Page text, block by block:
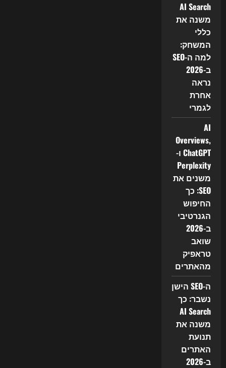
AI Search
משנה את
כללי
המשחק:
למה ה-SEO
ב-2026
נראה
אחרת
לגמרי
AI
Overviews,
ChatGPT ו-
Perplexity
משנים את
SEO: כך
החיפוש
הגנרטיבי
ב-2026
שואב
טראפיק
מהאתרים
ה-SEO הישן
נשבר: כך
AI Search
משנה את
תנועת
האתרים
ב-2026